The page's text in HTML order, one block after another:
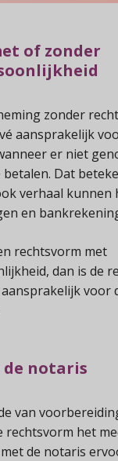
of zonder
zonder
aansprakelijk
er niet
Dat
verhaal kunnen
en
rechtsvorm met
dan is de
voor
de notaris
van
rechtsvorm het
de notaris